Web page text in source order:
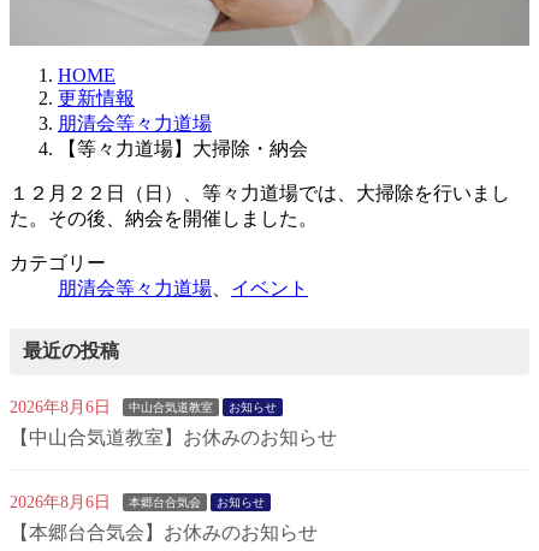
HOME
更新情報
朋清会等々力道場
【等々力道場】大掃除・納会
１２月２２日（日）、等々力道場では、大掃除を行いまし
た。その後、納会を開催しました。
カテゴリー
朋清会等々力道場、 イベント
最近の投稿
2026年8月6日 中山合気道教室 お知らせ
【中山合気道教室】お休みのお知らせ
2026年8月6日 本郷台合気会 お知らせ
【本郷台合気会】お休みのお知らせ